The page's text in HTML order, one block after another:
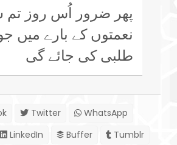
پھر ضرور اُس روز تم
نعمتوں کے بارے میں
طلبی کی جائے گی
Twitter
WhatsApp
LinkedIn Buffer
Tumblr